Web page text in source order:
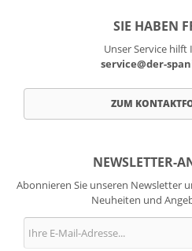
SIE HABEN
Unser Service
service@der-
ZUM
NEWSLETTER-
Abonnieren Sie unseren Newsletter
Neuheiten und